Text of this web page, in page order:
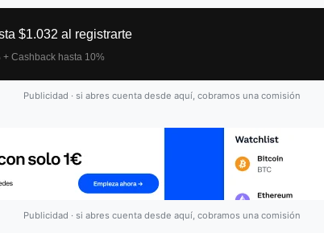
Publicidad · si abres cuenta desde aquí, cobramos una comisión
Publicidad · si abres cuenta desde aquí, cobramos una comisión